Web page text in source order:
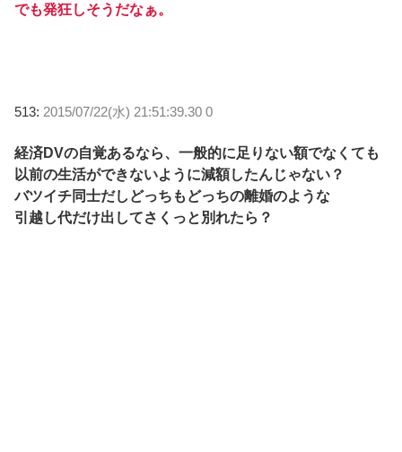
でも発狂しそうだなぁ。
513: 2015/07/22(水) 21:51:39.30 0
経済DVの自覚あるなら、一般的に足りない額でなくても
以前の生活ができないように減額したんじゃない？
バツイチ同士だしどっちもどっちの離婚のような
引越し代だけ出してさくっと別れたら？